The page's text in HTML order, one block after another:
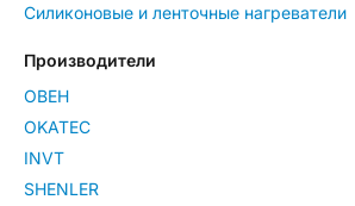
Силиконовые и ленточные нагреватели
Производители
ОВЕН
OKATEC
INVT
SHENLER